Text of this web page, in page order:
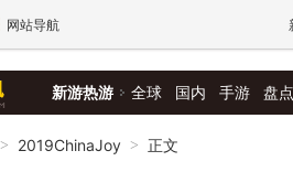
网站导航
新游热游 全球 国内 手游 盘点
> 2019ChinaJoy > 正文